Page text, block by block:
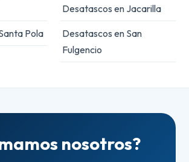
Pola
Desatascos en Jacarilla
Desatascos en San
Fulgencio
nosotros?